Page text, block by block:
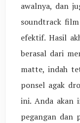
awalnya, dan
soundtrack
efektif. Hasil
berasal dari
matte, indah
ponsel agak
ini. Anda akan
pegangan dan